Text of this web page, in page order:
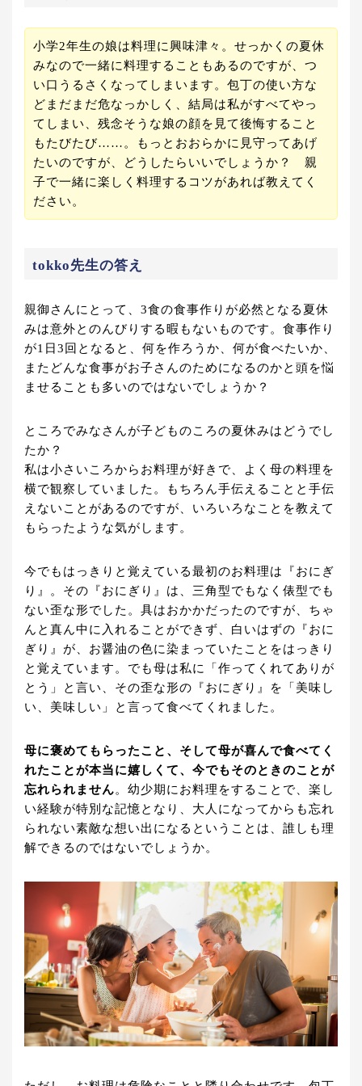
小学2年生の娘は料理に興味津々。せっかくの夏休
みなので一緒に料理することもあるのですが、つ
い口うるさくなってしまいます。包丁の使い方な
どまだまだ危なっかしく、結局は私がすべてやっ
てしまい、残念そうな娘の顔を見て後悔すること
もたびたび……。もっとおおらかに見守ってあげ
たいのですが、どうしたらいいでしょうか？ 親
子で一緒に楽しく料理するコツがあれば教えてく
ださい。
tokko先生の答え
親御さんにとって、3食の食事作りが必然となる夏休
みは意外とのんびりする暇もないものです。食事作り
が1日3回となると、何を作ろうか、何が食べたいか、
またどんな食事がお子さんのためになるのかと頭を悩
ませることも多いのではないでしょうか？
ところでみなさんが子どものころの夏休みはどうでし
たか？
私は小さいころからお料理が好きで、よく母の料理を
横で観察していました。もちろん手伝えることと手伝
えないことがあるのですが、いろいろなことを教えて
もらったような気がします。
今でもはっきりと覚えている最初のお料理は『おにぎ
り』。その『おにぎり』は、三角型でもなく俵型でも
ない歪な形でした。具はおかかだったのですが、ちゃ
んと真ん中に入れることができず、白いはずの『おに
ぎり』が、お醤油の色に染まっていたことをはっきり
と覚えています。でも母は私に「作ってくれてありが
とう」と言い、その歪な形の『おにぎり』を「美味し
い、美味しい」と言って食べてくれました。
母に褒めてもらったこと、そして母が喜んで食べてく
れたことが本当に嬉しくて、今でもそのときのことが
忘れられません。幼少期にお料理をすることで、楽し
い経験が特別な記憶となり、大人になってからも忘れ
られない素敵な想い出になるということは、誰しも理
解できるのではないでしょうか。